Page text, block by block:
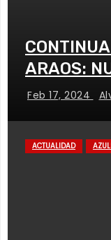
ARAOS:
Feb 17, 2024
ACTUALIDAD